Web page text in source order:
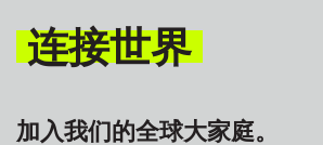
连接世界
加入我们的全球大家庭。